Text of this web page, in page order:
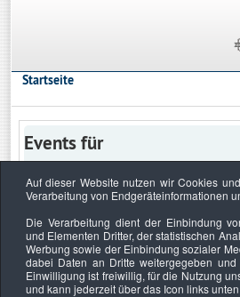
Startseite
Events für
Keine Termine
Auf dieser Website nutzen wir Cookies
Verarbeitung von Endgeräteinformationen
Die Verarbeitung dient der Einbindung
und Elementen Dritter, der statistischen
Werbung sowie der Einbindung sozialer
dabei Daten an Dritte weitergegeben
Einwilligung ist freiwillig, für die Nutzung
und kann jederzeit über das Icon links